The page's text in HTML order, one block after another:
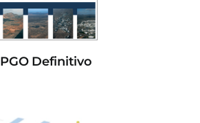
PGO Definitivo